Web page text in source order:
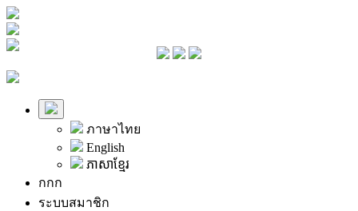
ภาษาไทย
English
ភាសាខ្មែរ
กกก
ระบบสมาชิก